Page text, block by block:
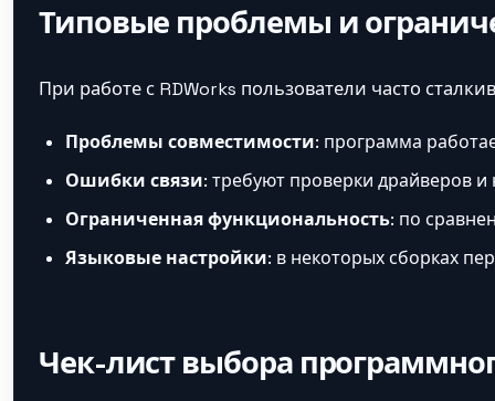
Типовые проблемы и
При работе с RDWorks пользователи часто
Проблемы совместимости: программа
Ошибки связи: требуют проверки драйверов и
Ограниченная функциональность: по
Языковые настройки: в некоторых сборках
Чек-лист выбора